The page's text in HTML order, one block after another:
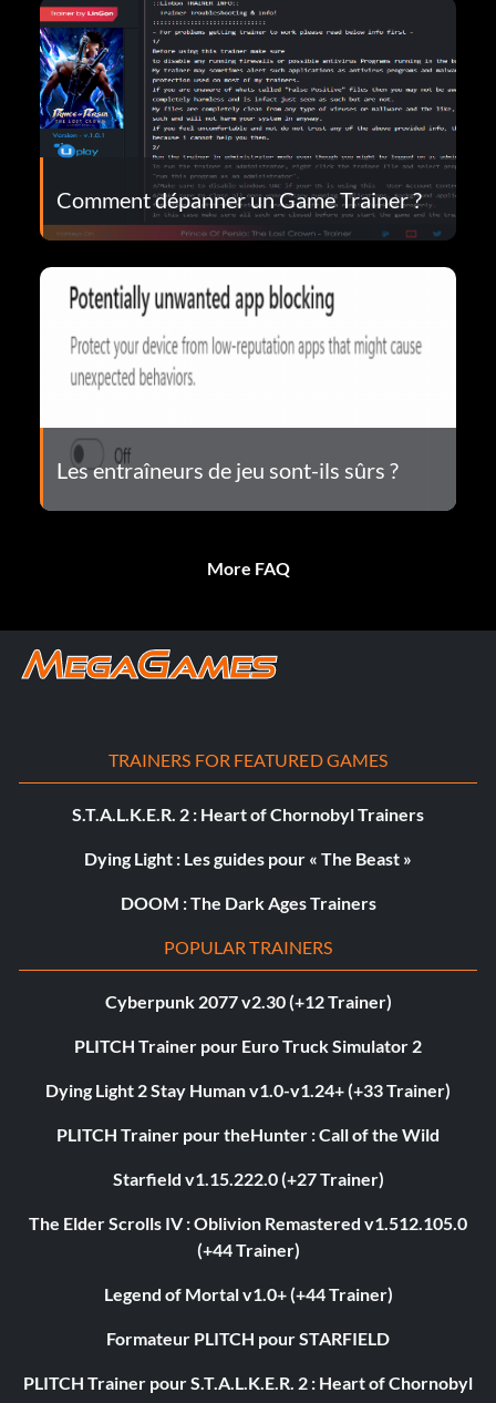
Comment dépanner un Game Trainer ?
Les entraîneurs de jeu sont-ils sûrs ?
More FAQ
TRAINERS FOR FEATURED GAMES
S.T.A.L.K.E.R. 2 : Heart of Chornobyl Trainers
Dying Light : Les guides pour « The Beast »
DOOM : The Dark Ages Trainers
POPULAR TRAINERS
Cyberpunk 2077 v2.30 (+12 Trainer)
PLITCH Trainer pour Euro Truck Simulator 2
Dying Light 2 Stay Human v1.0-v1.24+ (+33 Trainer)
PLITCH Trainer pour theHunter : Call of the Wild
Starfield v1.15.222.0 (+27 Trainer)
The Elder Scrolls IV : Oblivion Remastered v1.512.105.0
(+44 Trainer)
Legend of Mortal v1.0+ (+44 Trainer)
Formateur PLITCH pour STARFIELD
PLITCH Trainer pour S.T.A.L.K.E.R. 2 : Heart of Chornobyl